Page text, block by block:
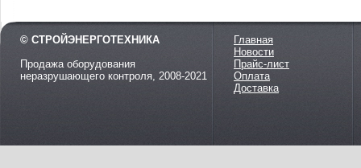
© СТРОЙЭНЕРГОТЕХНИКА
Продажа оборудования
неразрушающего контроля, 2008-2021
Главная
Новости
Прайс-лист
Оплата
Доставка